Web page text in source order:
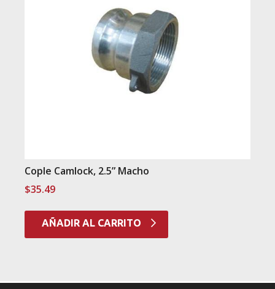
Cople Camlock, 2.5” Macho
$35.49
AÑADIR AL CARRITO